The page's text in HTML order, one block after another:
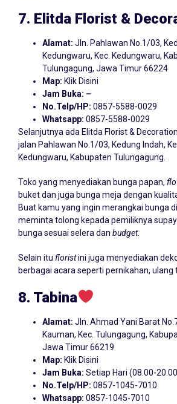
7. Elitda Florist &
Alamat: Jln. Pahlawan No.1/03,
Kedungwaru, Kec. Kedungwaru,
Tulungagung, Jawa Timur 66224
Map: Klik Disini
Jam Buka: –
No.Telp/HP: 0857-5588-0029
Whatsapp: 0857-5588-0029
Selanjutnya ada Elitda Florist &
jalan Pahlawan No.1/03, Kedung Indah,
Kedungwaru, Kabupaten Tulungagung.
Toko yang menyediakan bunga papan,
buket dan juga bunga meja dengan
Buat kamu yang ingin merangkai bunga
meminta tolong kepada pemiliknya
bunga sesuai selera dan budget.
Selain itu floristini juga menyediakan
berbagai acara seperti pernikahan, ulang
8. Tabina
Alamat: Jln. Ahmad Yani Barat
Kauman, Kec. Tulungagung,
Jawa Timur 66219
Map: Klik Disini
Jam Buka: Setiap Hari (08.00-
No.Telp/HP: 0857-1045-7010
Whatsapp: 0857-1045-7010